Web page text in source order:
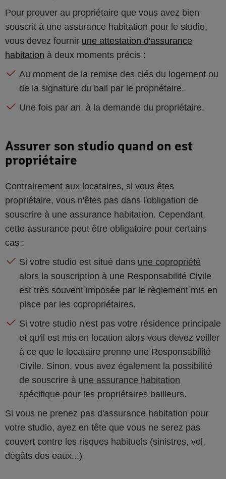
Pour prouver au propriétaire que vous avez bien
souscrit à une assurance habitation pour le studio,
vous devez fournir une attestation d'assurance
habitation à deux moments précis :
Au moment de la remise des clés du logement ou
de la signature du bail par le propriétaire.
Une fois par an, à la demande du propriétaire.
Assurer son studio quand on est
propriétaire
Contrairement aux locataires, si vous êtes
propriétaire, vous n'êtes pas dans l'obligation de
souscrire à une assurance habitation. Cependant,
cette assurance peut être obligatoire pour certains
cas :
Si votre studio est situé dans une copropriété
alors la souscription à une Responsabilité Civile
est très souvent imposée par le règlement mis en
place par les copropriétaires.
Si votre studio n'est pas votre résidence principale
et qu'il est mis en location alors vous devez veiller
à ce que le locataire prenne une Responsabilité
Civile. Sinon, vous avez également la possibilité
de souscrire à une assurance habitation
spécifique pour les propriétaires bailleurs.
Si vous ne prenez pas d'assurance habitation pour
votre studio, ayez en tête que vous ne serez pas
couvert contre les risques habituels (sinistres, vol,
dégâts des eaux...)